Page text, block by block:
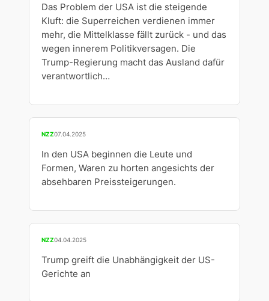
Das Problem der USA ist die steigende
Kluft: die Superreichen verdienen immer
mehr, die Mittelklasse fällt zurück - und das
wegen innerem Politikversagen. Die
Trump-Regierung macht das Ausland dafür
verantwortlich…
NZZ07.04.2025
In den USA beginnen die Leute und
Formen, Waren zu horten angesichts der
absehbaren Preissteigerungen.
NZZ04.04.2025
Trump greift die Unabhängigkeit der US-
Gerichte an